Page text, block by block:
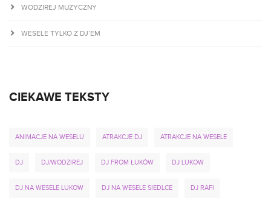
WODZIREJ MUZYCZNY
WESELE TYLKO Z DJ’EM
CIEKAWE TEKSTY
ANIMACJE NA WESELU ATRAKCJE DJ ATRAKCJE NA WESELE
DJ DJ/WODZIREJ DJ FROM ŁUKÓW DJ LUKOW
DJ NA WESELE LUKOW DJ NA WESELE SIEDLCE DJ RAFI